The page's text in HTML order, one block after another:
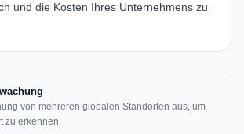
und die Kosten Ihres Unternehmens zu
von mehreren globalen Standorten aus, um
zu erkennen.